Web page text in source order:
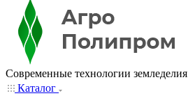
Современные технологии земледелия
Каталог